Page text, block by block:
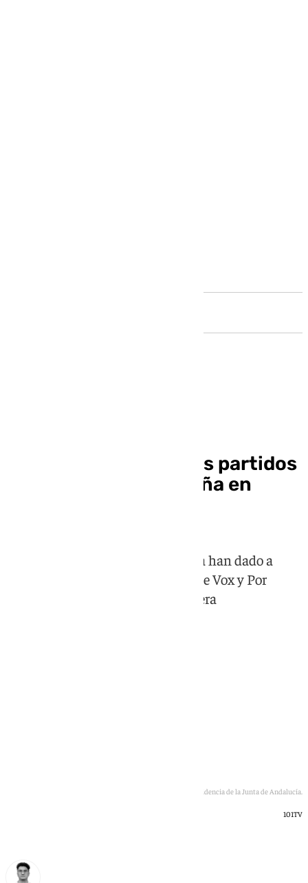
¿Dónde celebrarán los partidos
sus cierres de campaña en
PP, PSOE y Adelante Andalucía ya han dado a
conocer sus horarios, mientras que Vox y Por
Andalucía se encuentran a la espera
Los cinco candidatos a la Presidencia de la Junta de Andalucía.
101TV